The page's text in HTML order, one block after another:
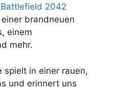
Battlefield 2042
brandneuen
einem
mehr.
spielt in einer rauen,
und erinnert uns